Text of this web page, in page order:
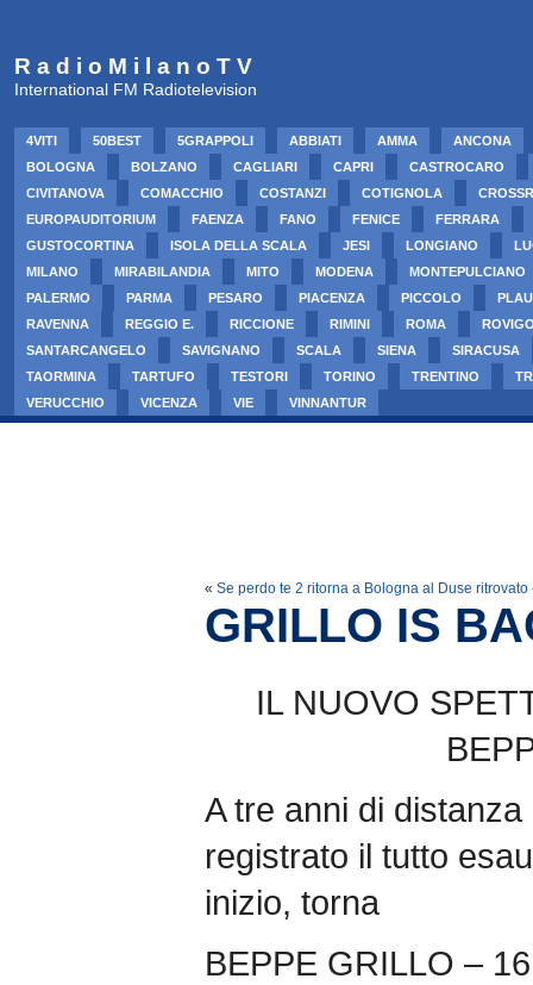
R a d i o M i l a n o T V
International FM Radiotelevision
4VITI 50BEST 5GRAPPOLI ABBIATI AMMA
ANCONA
BOLOGNA
BOLZANO CAGLIARI CAPRI
CASTROCARO
CIVITANOVA
COMACCHIO COSTANZI COTIGNOLA
EUROPAUDITORIUM
FAENZA FANO FENICE
FERRARA
GUSTOCORTINA
ISOLA DELLA SCALA JESI LONGIANO
MILANO
MIRABILANDIA MITO MODENA
MONTEPULCIANO
PALERMO
PARMA PESARO PIACENZA PICCOLO
RAVENNA
REGGIO E. RICCIONE RIMINI ROMA
SANTARCANGELO
SAVIGNANO SCALA SIENA
SIRACUSA
TAORMINA
TARTUFO TESTORI TORINO TRENTINO
VERUCCHIO
VICENZA VIE VINNANTUR
« Se perdo te 2 ritorna a Bologna al Duse ritrovato
GRILLO IS
IL NUOVO
A tre anni di distanza
registrato il tutto
inizio, torna
BEPPE GRILLO –